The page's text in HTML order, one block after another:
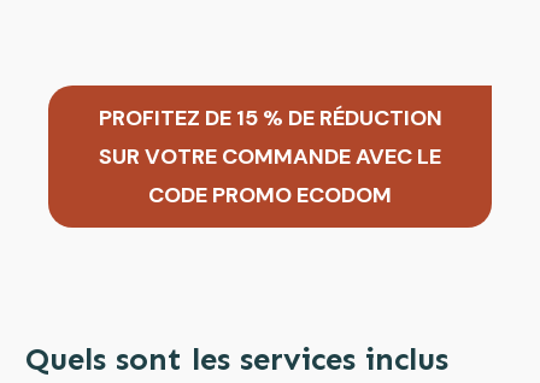
PROFITEZ DE 15 % DE RÉDUCTION
SUR VOTRE COMMANDE AVEC LE
CODE PROMO ECODOM
Quels sont les services inclus